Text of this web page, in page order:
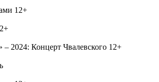
12+
2024: Концерт Чвалевского 12+